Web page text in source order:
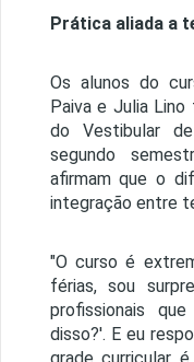
Prática aliada a
Os alunos do
Paiva e Julia
do Vestibular
segundo
afirmam que o
integração entre
"O curso é
férias, sou
profissionais
disso?'. E eu